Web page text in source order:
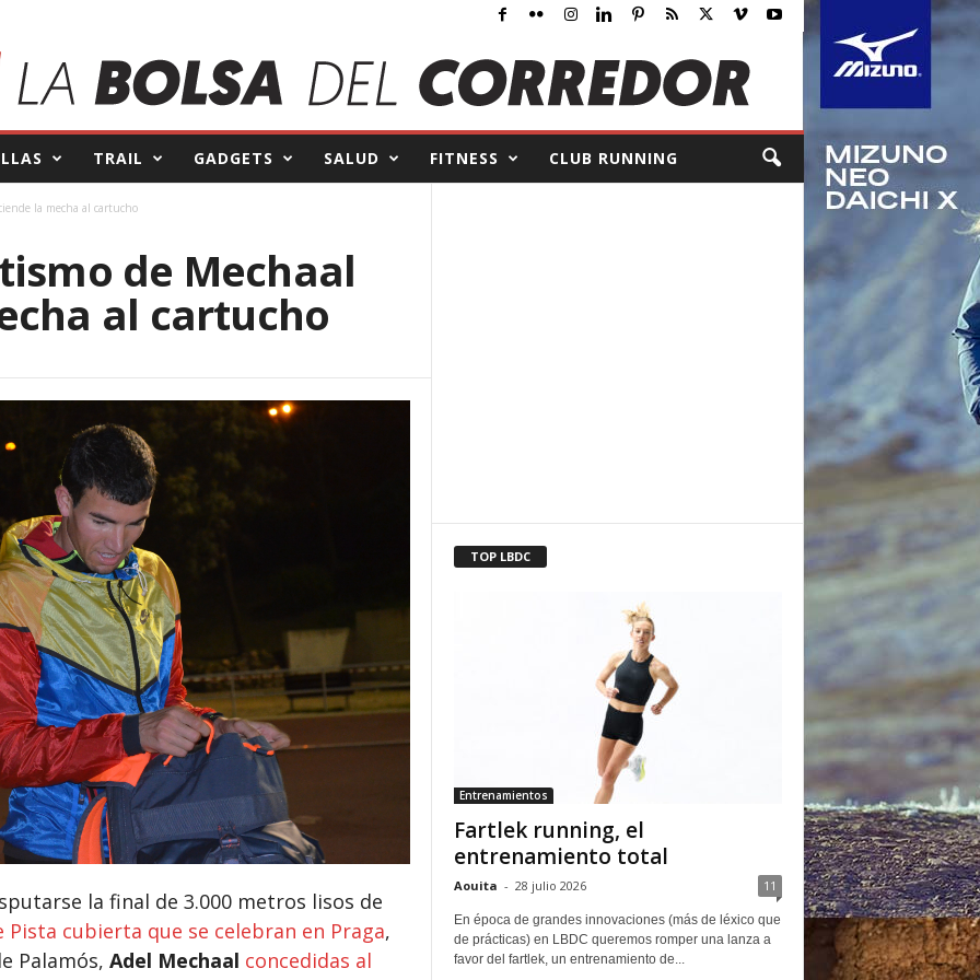
TRAIL GADGETS SALUD FITNESS CLUB RUNNING
la mecha al cartucho
de Mechaal
al cartucho
la final de 3.000 metros lisos de
Pista cubierta que se celebran en Praga,
Palamós, Adel Mechaal concedidas al
TOP LBDC
Entrenamientos
Fartlek running, el
entrenamiento total
Aouita - 28 julio 2026 11
En época de grandes innovaciones (más de léxico que
de prácticas) en LBDC queremos romper una lanza a
favor del fartlek, un entrenamiento de...